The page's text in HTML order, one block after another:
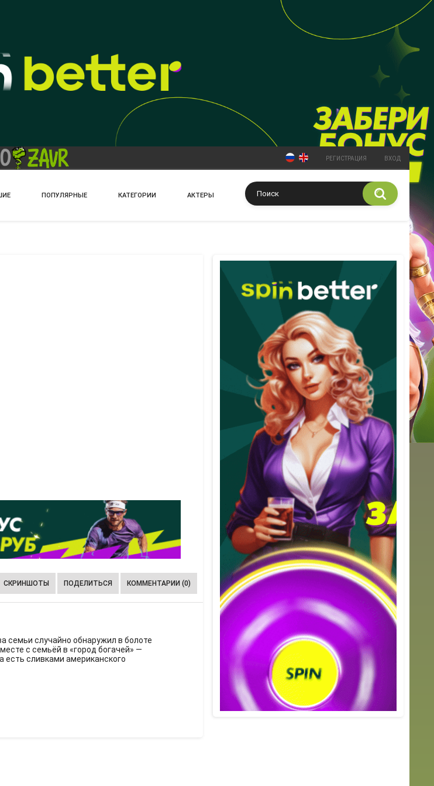
РЕГИСТРАЦИЯ ВХОД
ПОПУЛЯРНЫЕ КАТЕГОРИИ АКТЕРЫ
СКРИНШОТЫ ПОДЕЛИТЬСЯ КОММЕНТАРИИ (0)
семьи случайно обнаружил в болоте
с семьёй в «город богачей» —
сливками американского